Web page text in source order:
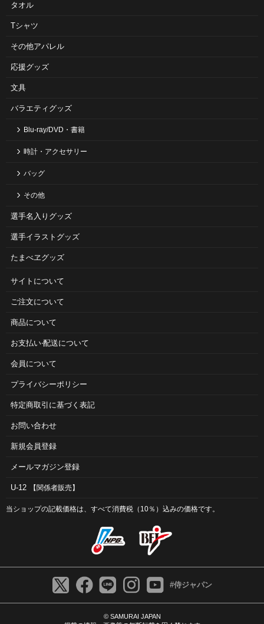
タオル
Tシャツ
その他アパレル
応援グッズ
文具
バラエティグッズ
Blu-ray/DVD・書籍
時計・アクセサリー
バッグ
その他
選手名入りグッズ
選手イラストグッズ
たまべヱグッズ
サイトについて
ご注⽂について
商品について
お⽀払い‧配送について
会員について
プライバシーポリシー
特定商取引に基づく表記
お問い合わせ
新規会員登録
メールマガジン登録
U-12 【関係者販売】
当ショップの記載価格は、すべて消費税（10％）込みの価格です。
#侍ジャパン
© SAMURAI JAPAN